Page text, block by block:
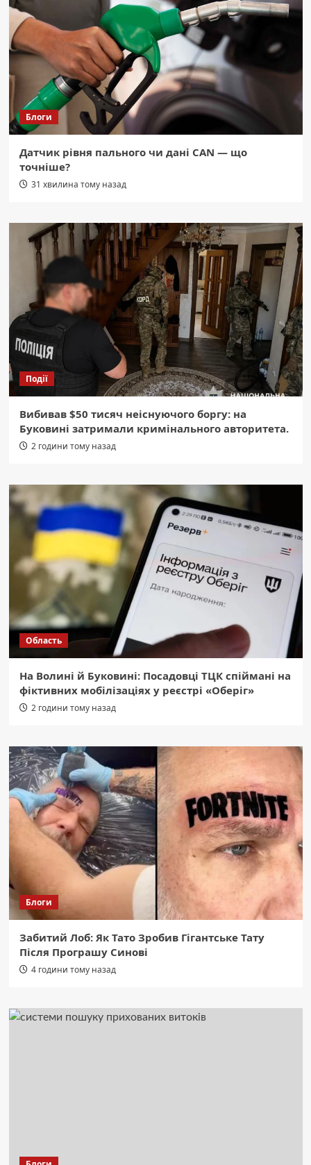
Блоги
Датчик рівня пального чи дані CAN — що
точніше?
31 хвилина тому назад
Події
Вибивав $50 тисяч неіснуючого боргу: на
Буковині затримали кримінального авторитета.
2 години тому назад
Область
На Волині й Буковині: Посадовці ТЦК спіймані на
фіктивних мобілізаціях у реєстрі «Оберіг»
2 години тому назад
Блоги
Забитий Лоб: Як Тато Зробив Гігантське Тату
Після Програшу Синові
4 години тому назад